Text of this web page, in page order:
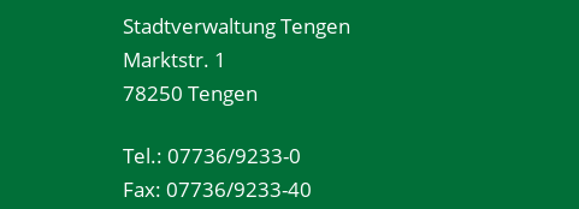
Stadtverwaltung Tengen
Marktstr. 1
78250 Tengen
Tel.: 07736/9233-0
Fax: 07736/9233-40